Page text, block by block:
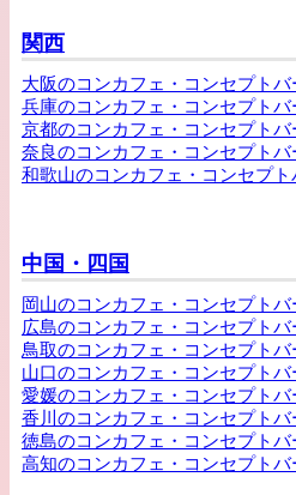
関西
大阪のコンカフェ・コンセプトバ
兵庫のコンカフェ・コンセプトバ
京都のコンカフェ・コンセプトバ
奈良のコンカフェ・コンセプトバ
和歌山のコンカフェ・コンセプト
中国・四国
岡山のコンカフェ・コンセプトバ
広島のコンカフェ・コンセプトバ
鳥取のコンカフェ・コンセプトバ
山口のコンカフェ・コンセプトバ
愛媛のコンカフェ・コンセプトバ
香川のコンカフェ・コンセプトバ
徳島のコンカフェ・コンセプトバ
高知のコンカフェ・コンセプトバ